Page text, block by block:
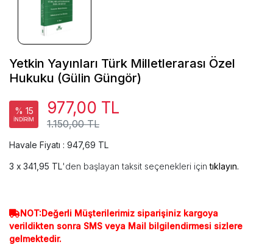
Yetkin Yayınları Türk Milletlerarası Özel
Hukuku (Gülin Güngör)
% 15
İNDİRİM 1.150,00 TL
977,00 TL
Havale Fiyatı : 947,69 TL
341,95 TL'den başlayan taksit seçenekleri içintıklayın.
NOT:Değerli Müşterilerimiz siparişiniz kargoya
verildikten sonra SMS veya Mail bilgilendirmesi sizlere
gelmektedir.